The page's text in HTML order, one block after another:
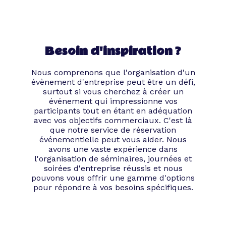
soirée d’entreprise
réussie ?
Après avoir bien défini les objectifs de
votre soirée, il est primordial de prendre
en compte une série de critères afin de
transformer votre événement en un show
mythique.
À la recherche de
l’agence événementielle
Besoin d'inspiration ?
Nous comprenons que l'organisation d'un
évènement d'entreprise peut être un défi,
surtout si vous cherchez à créer un
événement qui impressionne vos
participants tout en étant en adéquation
avec vos objectifs commerciaux. C'est là
que notre service de réservation
événementielle peut vous aider. Nous
avons une vaste expérience dans
l'organisation de séminaires, journées et
soirées d'entreprise réussis et nous
pouvons vous offrir une gamme d'options
pour répondre à vos besoins spécifiques.